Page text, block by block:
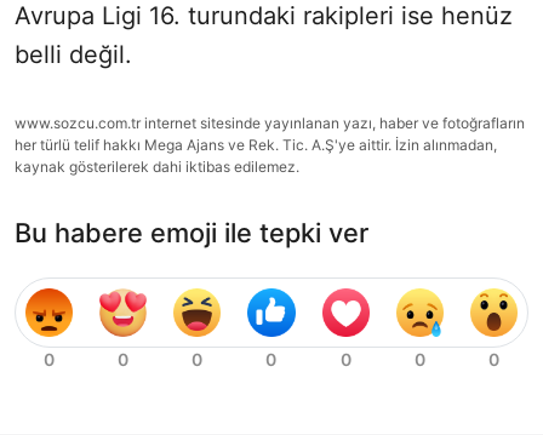
Avrupa Ligi 16. turundaki rakipleri ise henüz
belli değil.
www.sozcu.com.tr internet sitesinde yayınlanan yazı, haber ve fotoğrafların
her türlü telif hakkı Mega Ajans ve Rek. Tic. A.Ş'ye aittir. İzin alınmadan,
kaynak gösterilerek dahi iktibas edilemez.
Bu habere emoji ile tepki ver